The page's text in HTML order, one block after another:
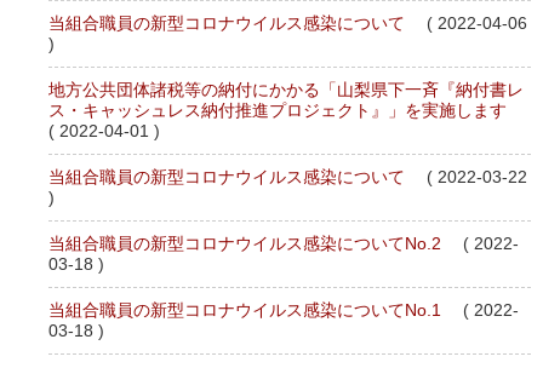
当組合職員の新型コロナウイルス感染について
( 2022-04-06
)
地方公共団体諸税等の納付にかかる「山梨県下一斉『納付書レ
ス・キャッシュレス納付推進プロジェクト』」を実施します
( 2022-04-01 )
当組合職員の新型コロナウイルス感染について
( 2022-03-22
)
当組合職員の新型コロナウイルス感染についてNo.2
( 2022-
03-18 )
当組合職員の新型コロナウイルス感染についてNo.1
( 2022-
03-18 )